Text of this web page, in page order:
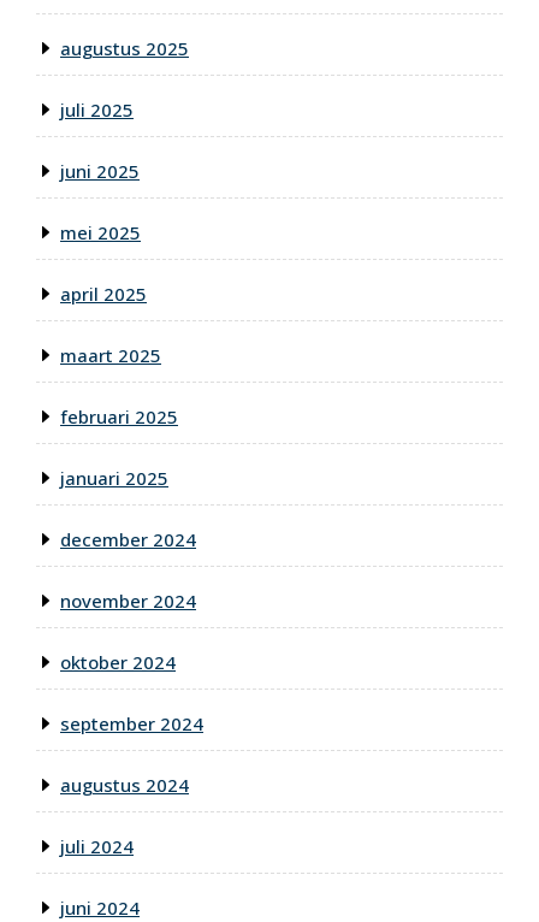
augustus 2025
juli 2025
juni 2025
mei 2025
april 2025
maart 2025
februari 2025
januari 2025
december 2024
november 2024
oktober 2024
september 2024
augustus 2024
juli 2024
juni 2024